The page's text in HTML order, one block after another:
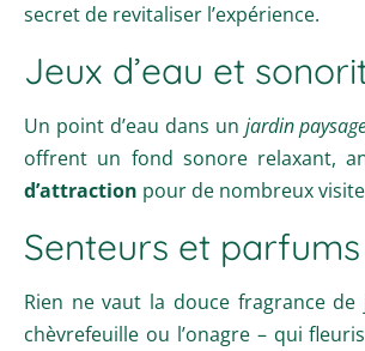
secret de revitaliser l’expérience.
Jeux d’eau et
Un point d’eau dans un jardin
offrent un fond sonore relaxant,
d’attraction pour de nombreux
Senteurs et
Rien ne vaut la douce fragrance
chèvrefeuille ou l’onagre – qui